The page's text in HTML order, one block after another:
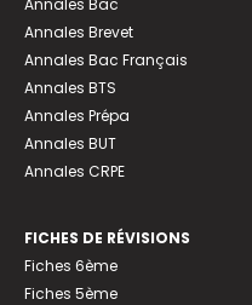
Annales Brevet
Annales Bac Français
Annales BTS
Annales Prépa
Annales BUT
Annales CRPE
FICHES DE RÉVISIONS
Fiches 6ème
Fiches 5ème